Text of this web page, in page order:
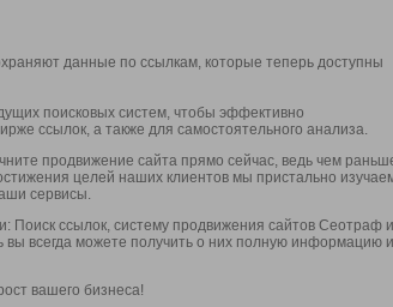
данные по ссылкам, которые теперь доступны
поисковых систем, чтобы эффективно
ссылок, а также для самостоятельного анализа.
продвижение сайта прямо сейчас, ведь чем
целей наших клиентов мы пристально
сервисы.
ссылок, систему продвижения сайтов Сеотраф и
вы всегда можете получить о них полную информацию и
вашего бизнеса!